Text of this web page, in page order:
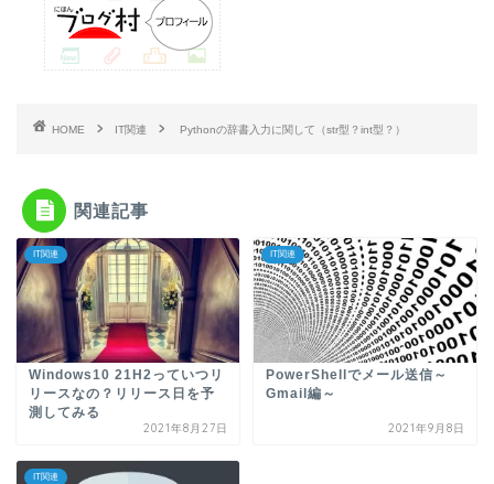
HOME IT関連 Pythonの辞書入力に関して（str型？int型？）
関連記事
IT関連
Windows10 21H2っていつリ
リースなの？リリース日を予
測してみる
2021年8月27日
IT関連
PowerShellでメール送信～
Gmail編～
2021年9月8日
IT関連